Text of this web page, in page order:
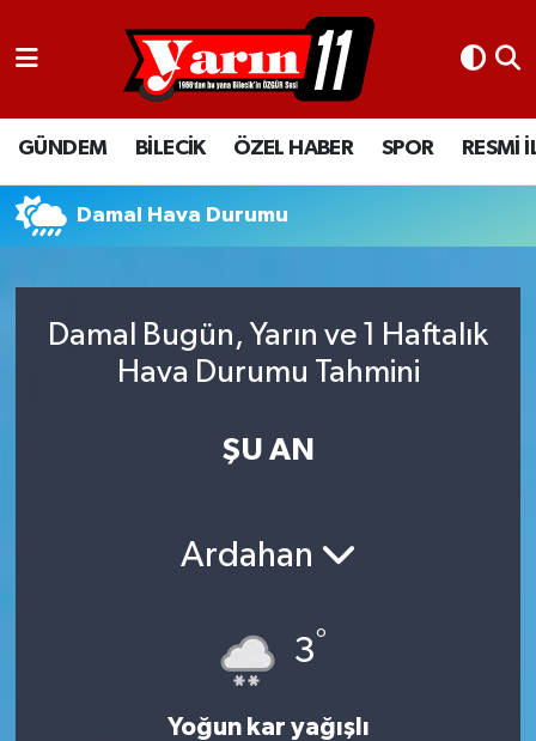
GÜNDEM BİLECİK ÖZEL HABER SPOR RESMİ
Damal Hava Durumu
Damal Bugün, Yarın ve 1 Haftalık
Hava Durumu Tahmini
ŞU AN
Ardahan
3°
Yoğun kar yağışlı
GÜNDEM
BİLECİK
ÖZEL HABER
RESMİ İLANLAR
Bilecik Nöbetçi Eczaneler
Bilecik Hava Durumu
Bilecik Namaz Vakitleri
Süper Lig Puan Durumu ve Fikstür
Son Dakika Haberleri